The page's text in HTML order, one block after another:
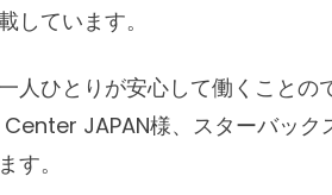
しています。
人ひとりが安心して働くこと
JAPAN様、スターバック
す。